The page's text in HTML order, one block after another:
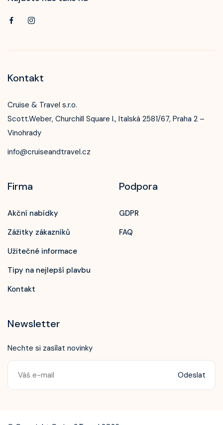
Zavolejte nám!
+420 603 172 604
Kontakt
Cruise & Travel s.r.o.
Scott.Weber, Churchill Square I., Italská 2581/67, Praha 2 –
Vinohrady
info@cruiseandtravel.cz
Firma
Akční nabídky
Zážitky zákazníků
Užitečné informace
Tipy na nejlepší plavbu
Kontakt
Podpora
GDPR
FAQ
Newsletter
Nechte si zasílat novinky
Odeslat